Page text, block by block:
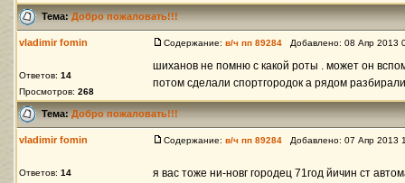
Тема:Добро пожаловать!!!
vladimir fomin
Ответов: 14
Просмотров: 268
Содержание: в/ч пп 89284 Добавлено: 08 Апр
шиханов не помню с какой роты . может он
потом сделали спортгородок а рядом
Тема:Добро пожаловать!!!
vladimir fomin
Ответов: 14
Содержание: в/ч пп 89284 Добавлено: 07 Апр
я вас тоже ни-новг городец 71год йичин ст